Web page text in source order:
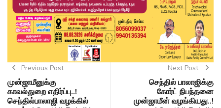
Previous Post
முன்ஜாமீனுக்கு
காவல்துறை எதிர்ப்பு..!
செந்தில்பாலாஜி வழக்கில்
Next Post
செந்தில் பாலாஜிக்கு
கோர்ட் நிபந்தனை
முன்ஜாமீன் வழங்கியது..!